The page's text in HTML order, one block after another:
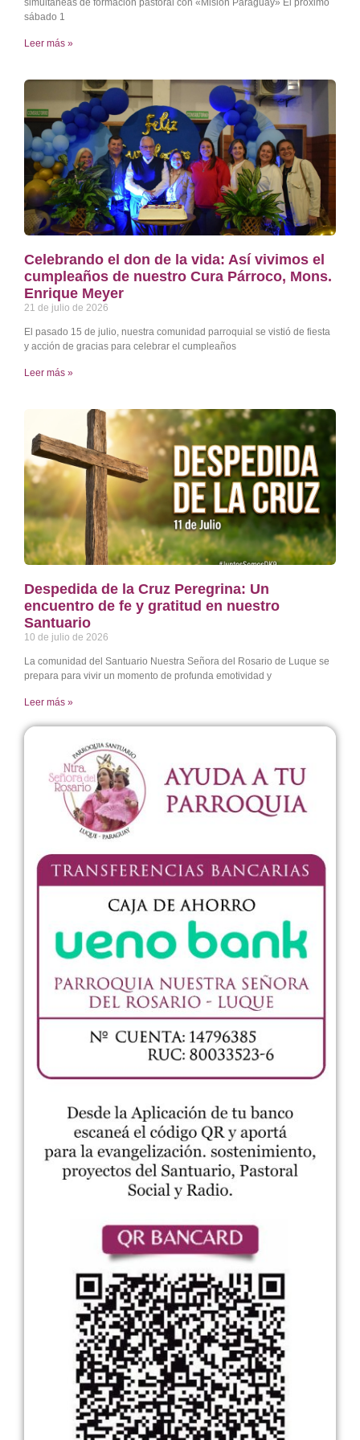
sábado 1
Leer más »
Celebrando el don de la vida: Así vivimos el
cumpleaños de nuestro Cura Párroco, Mons.
Enrique Meyer
21 de julio de 2026
El pasado 15 de julio, nuestra comunidad parroquial se vistió de fiesta
y acción de gracias para celebrar el cumpleaños
Leer más »
Despedida de la Cruz Peregrina: Un
encuentro de fe y gratitud en nuestro
Santuario
10 de julio de 2026
La comunidad del Santuario Nuestra Señora del Rosario de Luque se
prepara para vivir un momento de profunda emotividad y
Leer más »